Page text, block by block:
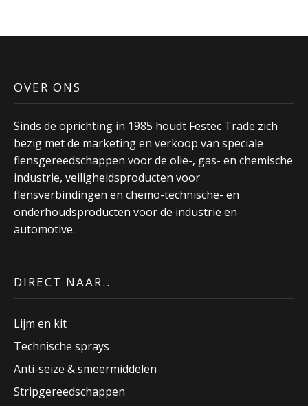
OVER ONS
Sinds de oprichting in 1985 houdt Festec Trade zich
bezig met de marketing en verkoop van speciale
flensgereedschappen voor de olie-, gas- en chemische
industrie, veiligheidsproducten voor
flensverbindingen en chemo-technische- en
onderhoudsproducten voor de industrie en
automotive.
DIRECT NAAR..
Lijm en kit
Technische sprays
Anti-seize & smeermiddelen
Stripgereedschappen